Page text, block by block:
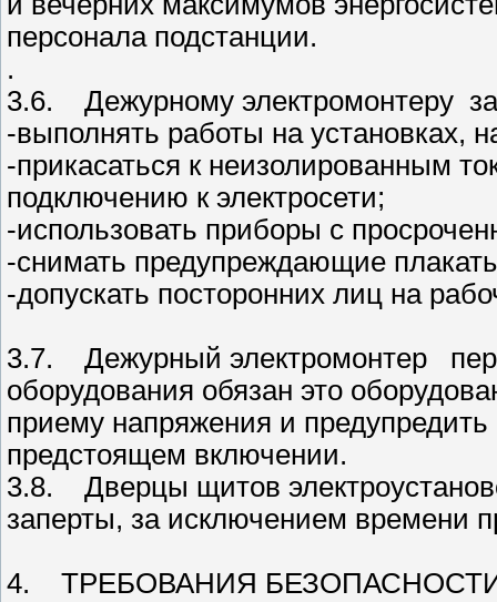
персонала подстанции.
.
3.6. Дежурному электромонтеру
-выполнять работы на установках,
-прикасаться к неизолированным
подключению к электросети;
-использовать приборы с
-снимать предупреждающие
-допускать посторонних лиц на
3.7. Дежурный электромонтер
оборудования обязан это
приему напряжения и
предстоящем включении.
3.8. Дверцы щитов
заперты, за исключением времени
4. ТРЕБОВАНИЯ